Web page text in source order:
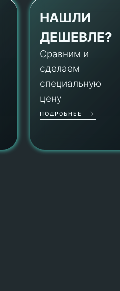
НАШЛИ
ДЕШЕВЛЕ?
Сравним и
сделаем
специальную
цену
ПОДРОБНЕЕ